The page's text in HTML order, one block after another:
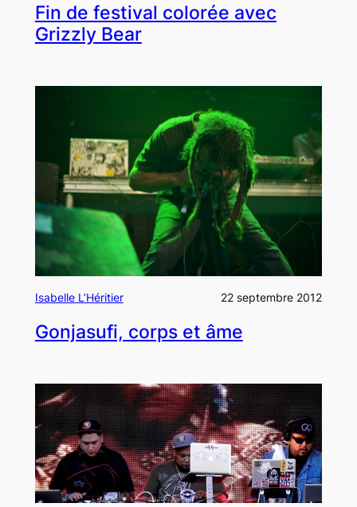
Fin de festival colorée avec
Grizzly Bear
Isabelle L’Héritier 22 septembre 2012
Gonjasufi, corps et âme